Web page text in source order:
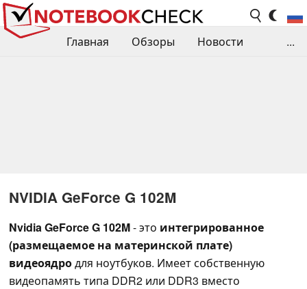
Главная Обзоры
Новости
...
NVIDIA GeForce G 102M
Nvidia GeForce G 102M- это интегрированное
(размещаемое на материнской плате)
видеоядродля ноутбуков. Имеет собственную
видеопамять типа DDR2 или DDR3 вместо